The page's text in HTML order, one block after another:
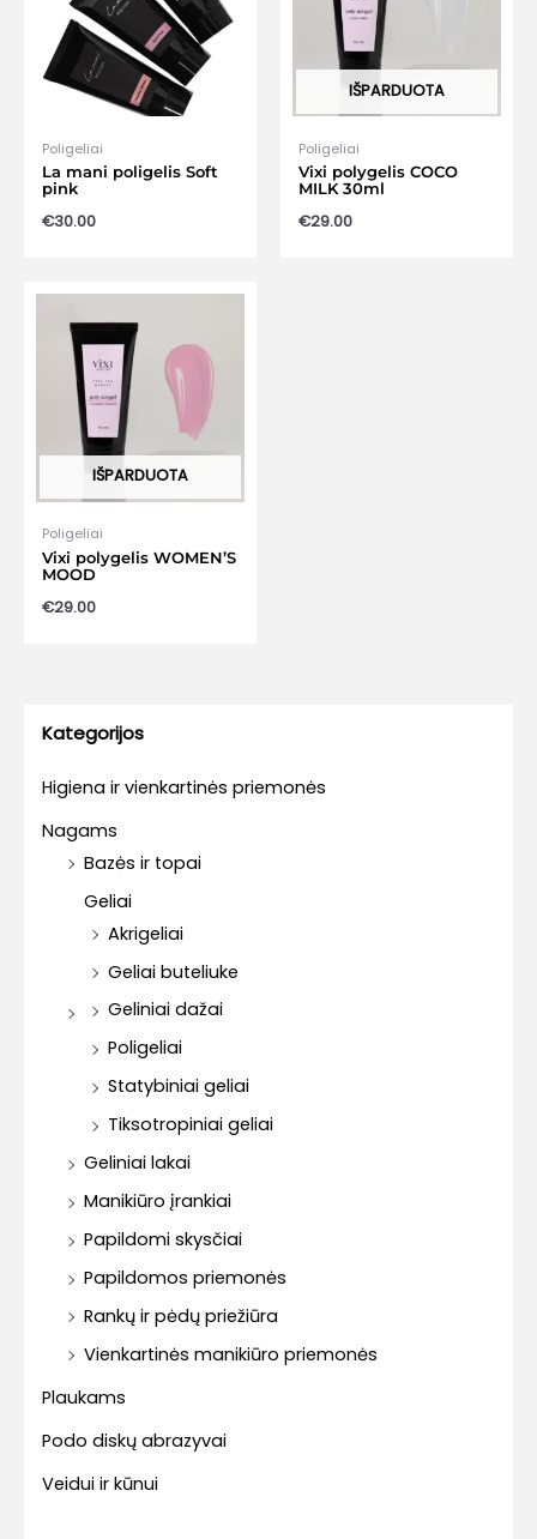
Kategorijos
Higiena ir vienkartinės priemonės
Nagams
Bazės ir topai
Geliai
Akrigeliai
Geliai buteliuke
Geliniai dažai
Poligeliai
Statybiniai geliai
Tiksotropiniai geliai
Geliniai lakai
Manikiūro įrankiai
Papildomi skysčiai
Papildomos priemonės
Rankų ir pėdų priežiūra
Vienkartinės manikiūro priemonės
Plaukams
Podo diskų abrazyvai
Veidui ir kūnui
Poligeliai
La mani poligelis Soft
pink
€30.00
IŠPARDUOTA
Poligeliai
Vixi polygelis COCO
MILK 30ml
€29.00
IŠPARDUOTA
Poligeliai
Vixi polygelis WOMEN’S
MOOD
€29.00